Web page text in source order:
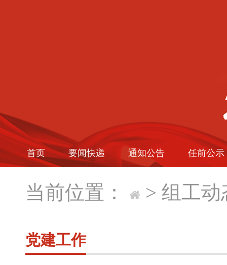
首页 要闻快递 通知公告 任前公示
当前位置： > 组工动
党建工作